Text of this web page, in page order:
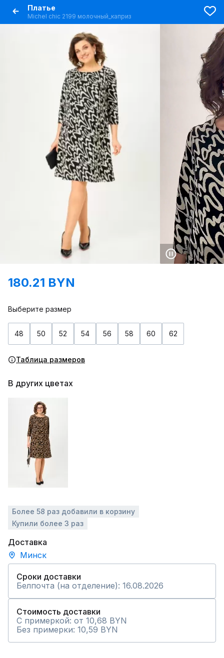
Платье
Michel chic 2199 молочный_каприз
180.21 BYN
Выберите размер
48 50 52 54 56 58 60 62
Таблица размеров
В других цветах
Более 58 раз добавили в корзину
Купили более 3 раз
Доставка
Минск
Сроки доставки
Белпочта (на отделение): 16.08.2026
Стоимость доставки
С примеркой: от 10,68 BYN
Без примерки: 10,59 BYN